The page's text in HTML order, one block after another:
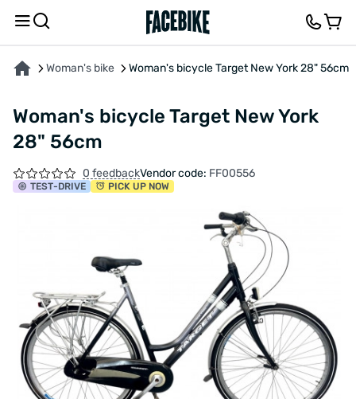
Woman's bike Woman's bicycle Target New York 28" 56cm
Woman's bicycle Target New York
28" 56cm
0 feedbackVendor code: FF00556
TEST-DRIVE PICK UP NOW
ABOUT THE PRODUCT CHARACTERISTICSDESCRIPTION FEEDBACK AND